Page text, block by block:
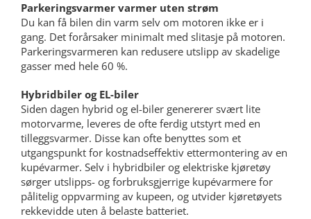
Parkeringsvarmer varmer uten strøm
Du kan få bilen din varm selv om motoren ikke er i
gang. Det forårsaker minimalt med slitasje på motoren.
Parkeringsvarmeren kan redusere utslipp av skadelige
gasser med hele 60 %.
Hybridbiler og EL-biler
Siden dagen hybrid og el-biler genererer svært lite
motorvarme, leveres de ofte ferdig utstyrt med en
tilleggsvarmer. Disse kan ofte benyttes som et
utgangspunkt for kostnadseffektiv ettermontering av en
kupévarmer. Selv i hybridbiler og elektriske kjøretøy
sørger utslipps- og forbruksgjerrige kupévarmere for
pålitelig oppvarming av kupeen, og utvider kjøretøyets
rekkevidde uten å belaste batteriet.